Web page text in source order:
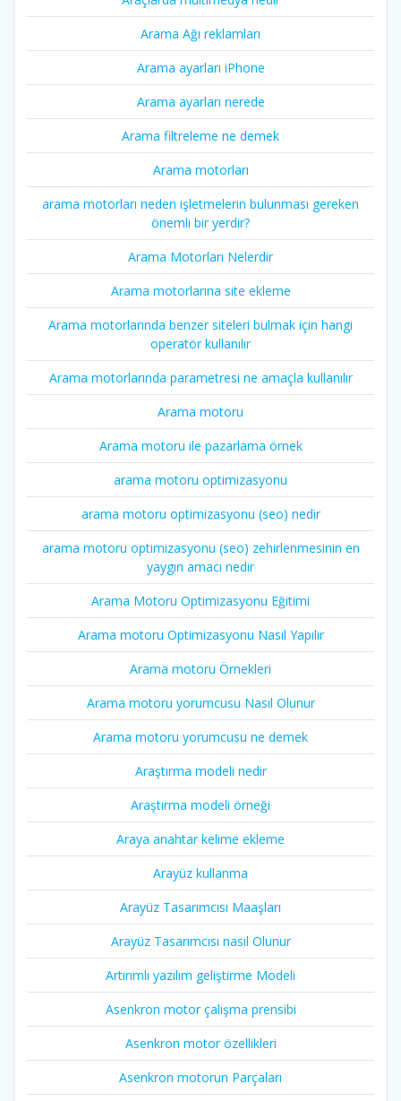
Arama Ağı reklamları
Arama ayarları iPhone
Arama ayarları nerede
Arama filtreleme ne demek
Arama motorları
arama motorları neden işletmelerin bulunması gereken
önemli bir yerdir?
Arama Motorları Nelerdir
Arama motorlarına site ekleme
Arama motorlarında benzer siteleri bulmak için hangi
operatör kullanılır
Arama motorlarında parametresi ne amaçla kullanılır
Arama motoru
Arama motoru ile pazarlama örnek
arama motoru optimizasyonu
arama motoru optimizasyonu (seo) nedir
arama motoru optimizasyonu (seo) zehirlenmesinin en
yaygın amacı nedir
Arama Motoru Optimizasyonu Eğitimi
Arama motoru Optimizasyonu Nasıl Yapılır
Arama motoru Örnekleri
Arama motoru yorumcusu Nasıl Olunur
Arama motoru yorumcusu ne demek
Araştırma modeli nedir
Araştırma modeli örneği
Araya anahtar kelime ekleme
Arayüz kullanma
Arayüz Tasarımcısı Maaşları
Arayüz Tasarımcısı nasıl Olunur
Artırımlı yazılım geliştirme Modeli
Asenkron motor çalışma prensibi
Asenkron motor özellikleri
Asenkron motorun Parçaları